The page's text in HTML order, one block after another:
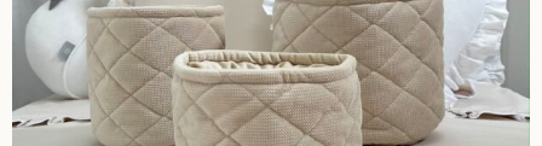
na
stronie
produktu